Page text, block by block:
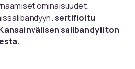
ominaisuudet.
sertifioitu
salibandyliiton